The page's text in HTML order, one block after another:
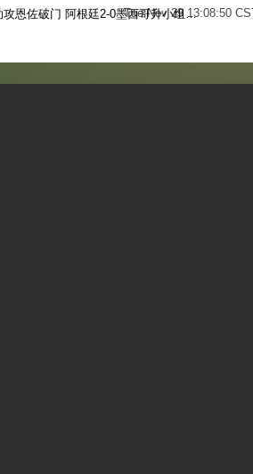
Tue Nov 29 13:08:50
梅西无解贴地斩+助攻恩佐破门 阿根廷2-0墨西哥升小组第二